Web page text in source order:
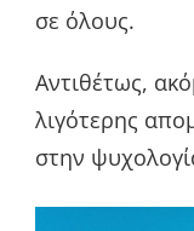
σε όλους.
Αντιθέτως,
λιγότερης
στην